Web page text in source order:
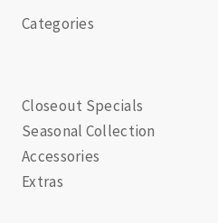
Categories
Closeout Specials
Seasonal Collection
Accessories
Extras